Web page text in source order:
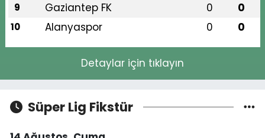
9 Gaziantep FK 0 0
10 Alanyaspor 0 0
Detaylar için tıklayın
Süper Lig Fikstür